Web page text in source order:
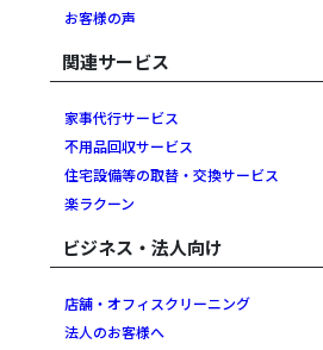
お客様の声
関連サービス
家事代行サービス
不用品回収サービス
住宅設備等の取替・交換サービス
楽ラクーン
ビジネス・法人向け
店舗・オフィスクリーニング
法人のお客様へ